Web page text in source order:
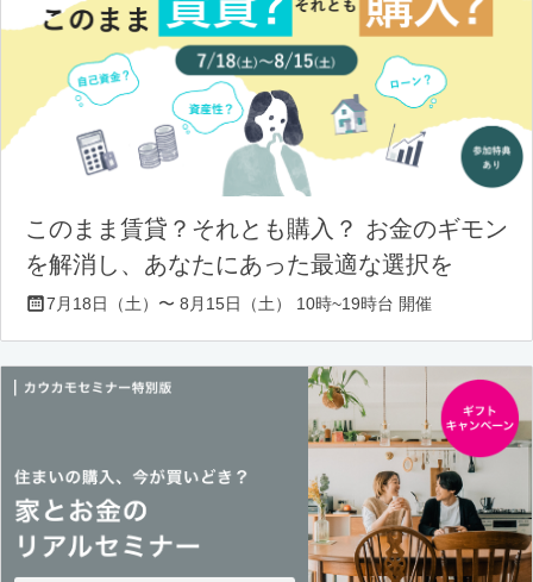
このまま賃貸？それとも購入？ お金のギモン
を解消し、あなたにあった最適な選択を
7月18日（土）〜 8月15日（土） 10時~19時台 開催